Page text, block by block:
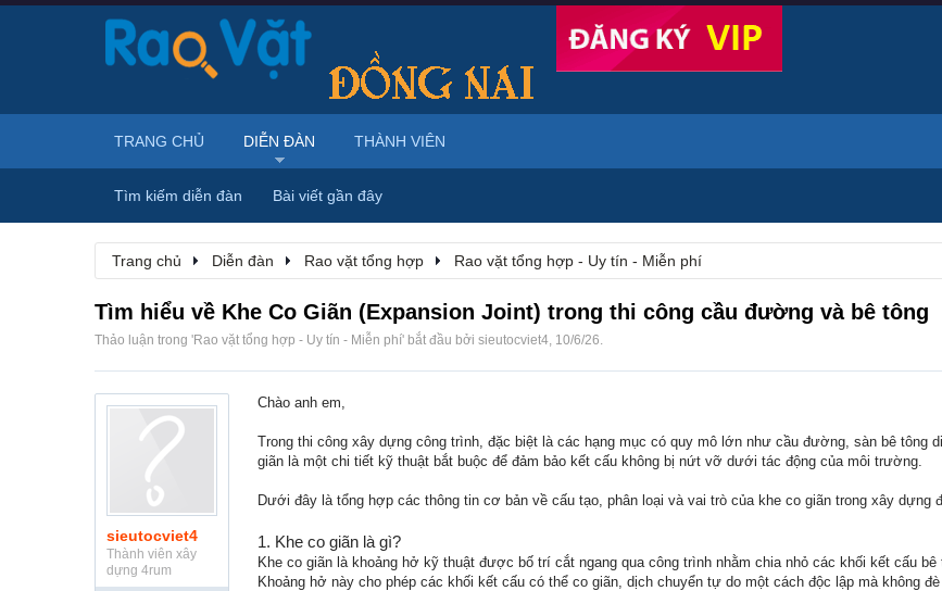
Trang chủ Diễn đàn Rao vặt tổng hợp Rao vặt tổng hợp - Uy tín - Miễn phí
Tìm hiểu về Khe Co Giãn (Expansion Joint) trong thi công cầu đường và bê tông
Thảo luận trong 'Rao vặt tổng hợp - Uy tín - Miễn phí' bắt đầu bởi sieutocviet4, 10/6/26.
sieutocviet4
Thành viên xây
dựng 4rum
Chào anh em,
Trong thi công xây dựng công trình, đặc biệt là các hạng mục có quy mô lớn như cầu đường, sàn bê tông
giãn là một chi tiết kỹ thuật bắt buộc để đảm bảo kết cấu không bị nứt vỡ dưới tác động của môi trường.
Dưới đây là tổng hợp các thông tin cơ bản về cấu tạo, phân loại và vai trò của khe co giãn trong xây dựng
1. Khe co giãn là gì?
Khe co giãn là khoảng hở kỹ thuật được bố trí cắt ngang qua công trình nhằm chia nhỏ các khối kết cấu bê
Khoảng hở này cho phép các khối kết cấu có thể co giãn, dịch chuyển tự do một cách độc lập mà không
TRANG CHỦ DIỄN ĐÀN
Tìm kiếm diễn đàn Bài viết gần đây
THÀNH VIÊN